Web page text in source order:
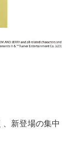
新登場の集中